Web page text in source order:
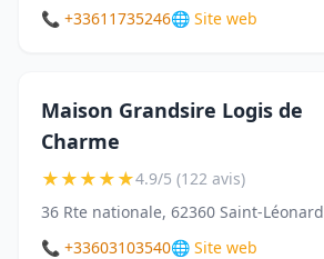
📞 +33611735246🌐 Site web
Maison Grandsire Logis de
Charme
★★★★★4.9/5 (122 avis)
36 Rte nationale, 62360 Saint-Léonard
📞 +33603103540🌐 Site web